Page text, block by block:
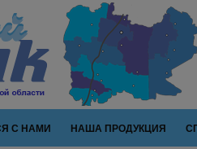
С НАМИ НАША ПРОДУКЦИЯ